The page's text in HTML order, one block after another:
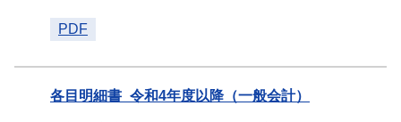
PDF
各目明細書_令和4年度以降（一般会計）